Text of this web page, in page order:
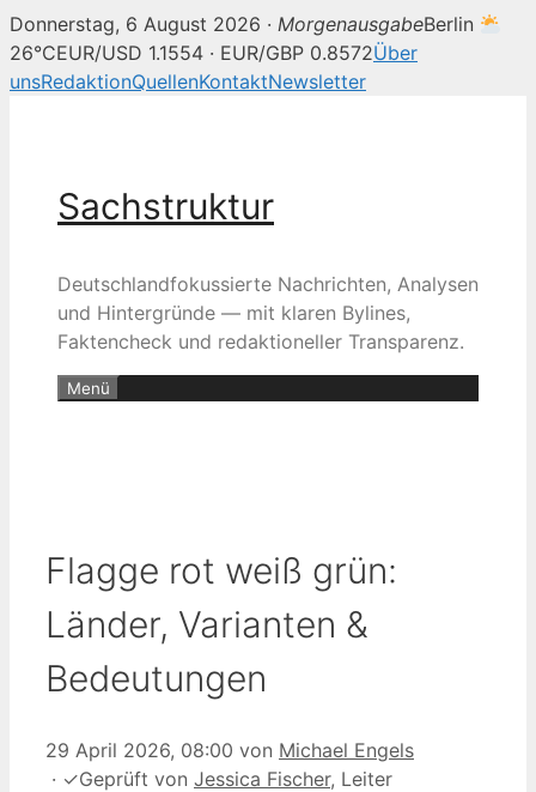
Donnerstag, 6 August 2026 · MorgenausgabeBerlin
26°CEUR/USD 1.1554 · EUR/GBP 0.8572Über
unsRedaktionQuellenKontaktNewsletter
Sachstruktur
Deutschlandfokussierte Nachrichten, Analysen
und Hintergründe — mit klaren Bylines,
Faktencheck und redaktioneller Transparenz.
Menü
Flagge rot weiß grün:
Länder, Varianten &
Bedeutungen
29 April 2026, 08:00 von Michael Engels
· ✓Geprüft von Jessica Fischer, Leiter